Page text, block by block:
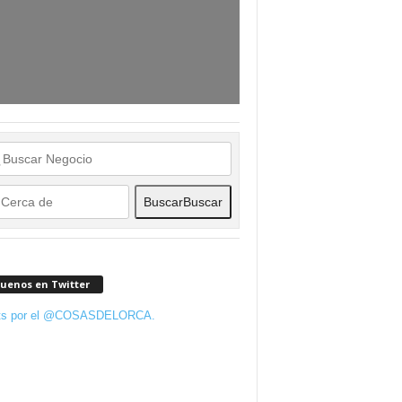
BuscarBuscar
en Twitter
por el @COSASDELORCA.